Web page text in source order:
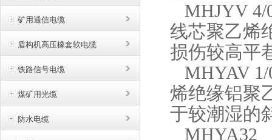
矿用通信电缆
盾构机高压橡套软电缆
铁路信号电缆
煤矿用光缆
防水电缆
MHJYV 4/
线芯聚乙烯
损伤较高平
MHYAV
烯绝缘铝聚
于较潮湿的
MHYA32